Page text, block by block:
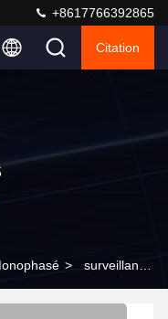
+8617766392865
Citation
> surveillance